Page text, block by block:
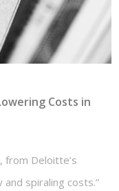
Costs in
Deloitte’s
spiraling costs.”